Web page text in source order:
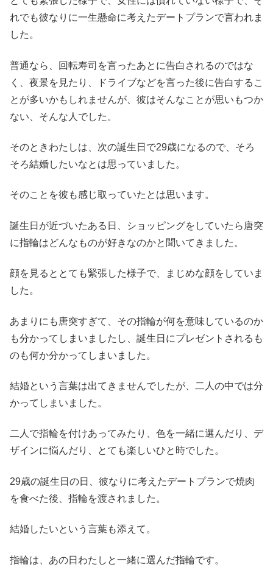
れでも彼なりに一生懸命に考えたデートプランで言われま
した。
普通なら、回転寿司を言ったあとに告白されるのではな
く、夜景を見たり、ドライブなどを言った後に告白するこ
とが多いかもしれませんが、彼はそんなことが思いもつか
ない、そんな人でした。
そのときわたしは、次の誕生日で29歳になるので、そろ
そろ結婚したいなとは思っていました。
そのことを彼も感じ取っていたとは思います。
誕生日が近づいたある日、ショッピングをしていたら唐突
に指輪はどんなものが好きなのかと聞いてきました。
顔を見るととても緊張した様子で、まじめな顔をしていま
した。
あまりにも唐突すぎて、その指輪が何を意味しているのか
も分かってしまいましたし、誕生日にプレゼントされるも
のも何か分かってしまいました。
結婚という言葉は出てきませんでしたが、二人の中では分
かってしまいました。
二人で指輪を付けあってみたり、色を一緒に選んだり、デ
ザインに悩んだり、とても楽しいひと時でした。
29歳の誕生日の日、彼なりに考えたデートプランで焼肉
を食べた後、指輪を渡されました。
結婚したいという言葉も添えて。
指輪は、あの日わたしと一緒に選んだ指輪です。